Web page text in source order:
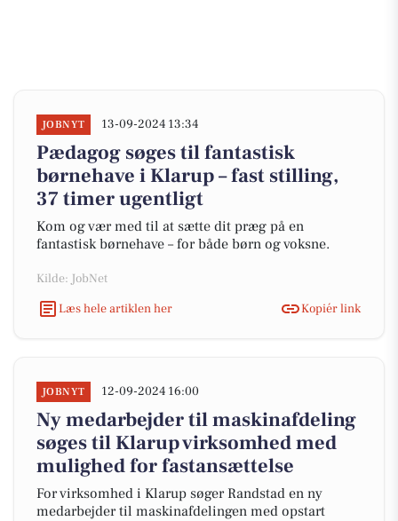
JOBNYT 13-09-2024 13:34
Pædagog søges til fantastisk
børnehave i Klarup – fast stilling,
37 timer ugentligt
Kom og vær med til at sætte dit præg på en
fantastisk børnehave – for både børn og voksne.
Kilde: JobNet
Læs hele artiklen her
Kopiér link
JOBNYT 12-09-2024 16:00
Ny medarbejder til maskinafdeling
søges til Klarup virksomhed med
mulighed for fastansættelse
For virksomhed i Klarup søger Randstad en ny
medarbejder til maskinafdelingen med opstart